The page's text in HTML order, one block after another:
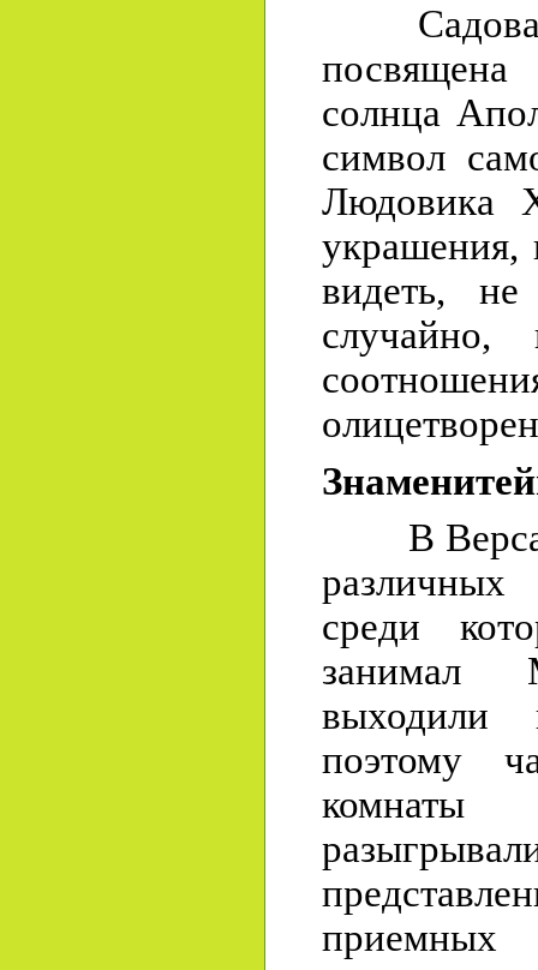
Садовая
посвящена
солнца
символ
Людовика
видеть,
В
среди
занимал
выходили
поэтому